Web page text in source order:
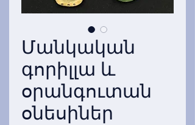
Մանկական
գորիլլա և
օրանգուտան
օնեսիներ